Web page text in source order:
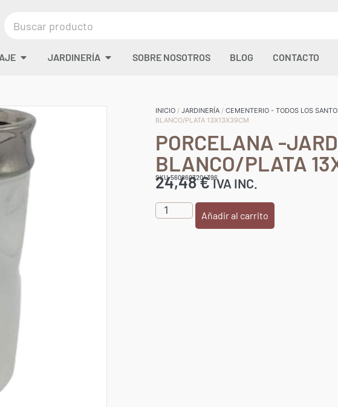
JARDINERÍA SOBRE NOSOTROS BLOG CONTACTO
INICIO / JARDINERÍA / CEMENTERIO - TODOS LOS
BLANCO/PLATA 13X13X39CM
PORCELANA -
BLANCO/PLATA
SKU:5608603204396
24,48€IVA INC.
Añadir al carrito